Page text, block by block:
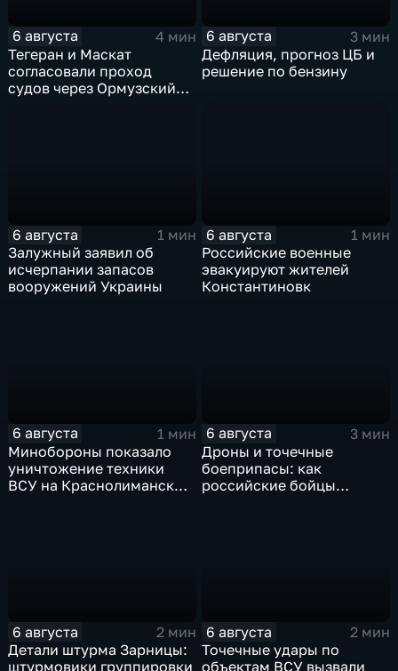
6 августа
4 мин
Тегеран и Маскат
согласовали проход
судов через Ормузский
6 августа
3 мин
Дефляция, прогноз ЦБ и
решение по бензину
6 августа
1 мин
Залужный заявил об
исчерпании запасов
вооружений Украины
6 августа
1 мин
Российские военные
эвакуируют жителей
Константиновк
6 августа
1 мин
Минобороны показало
уничтожение техники
ВСУ на Краснолиманском
6 августа
3 мин
Дроны и точечные
боеприпасы: как
российские бойцы
6 августа
2 мин
Детали штурма Зарницы:
штурмовики группировки
6 августа
2 мин
Точечные удары по
объектам ВСУ вызвали